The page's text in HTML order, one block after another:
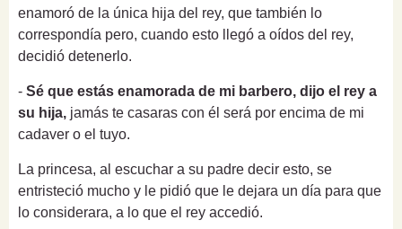
enamoró de la única hija del rey, que también lo
correspondía pero, cuando esto llegó a oídos del rey,
decidió detenerlo.
- Sé que estás enamorada de mi barbero, dijo el rey a
su hija, jamás te casaras con él será por encima de mi
cadaver o el tuyo.
La princesa, al escuchar a su padre decir esto, se
entristeció mucho y le pidió que le dejara un día para que
lo considerara, a lo que el rey accedió.